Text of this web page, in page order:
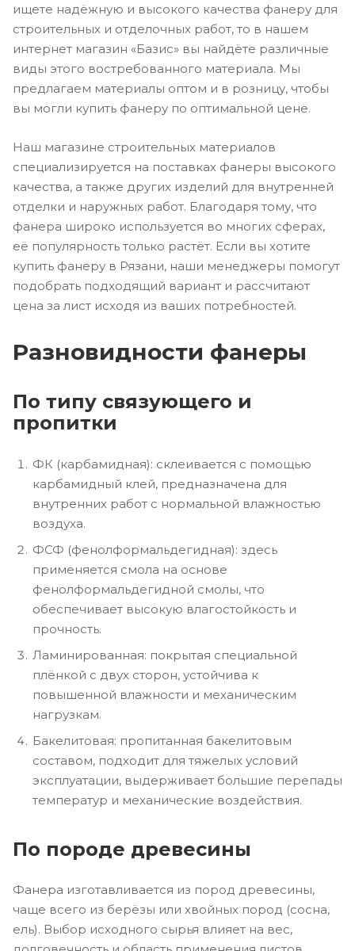
ищете надёжную и высокого качества фанеру для
строительных и отделочных работ, то в нашем
интернет магазин «Базис» вы найдёте различные
виды этого востребованного материала. Мы
предлагаем материалы оптом и в розницу, чтобы
вы могли купить фанеру по оптимальной цене.
Наш магазине строительных материалов
специализируется на поставках фанеры высокого
качества, а также других изделий для внутренней
отделки и наружных работ. Благодаря тому, что
фанера широко используется во многих сферах,
её популярность только растёт. Если вы хотите
купить фанеру в Рязани, наши менеджеры помогут
подобрать подходящий вариант и рассчитают
цена за лист исходя из ваших потребностей.
Разновидности фанеры
По типу связующего и
пропитки
ФК (карбамидная): склеивается с помощью
карбамидный клей, предназначена для
внутренних работ с нормальной влажностью
воздуха.
ФСФ (фенолформальдегидная): здесь
применяется смола на основе
фенолформальдегидной смолы, что
обеспечивает высокую влагостойкость и
прочность.
Ламинированная: покрытая специальной
плёнкой с двух сторон, устойчива к
повышенной влажности и механическим
нагрузкам.
Бакелитовая: пропитанная бакелитовым
составом, подходит для тяжелых условий
эксплуатации, выдерживает большие перепады
температур и механические воздействия.
По породе древесины
Фанера изготавливается из пород древесины,
чаще всего из берёзы или хвойных пород (сосна,
ель). Выбор исходного сырья влияет на вес,